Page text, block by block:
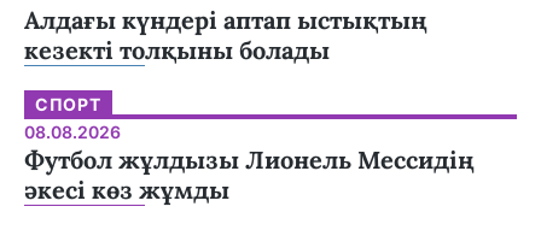
Алдағы күндері аптап ыстықтың
кезекті толқыны болады
СПОРТ
08.08.2026
Футбол жұлдызы Лионель Мессидің
әкесі көз жұмды